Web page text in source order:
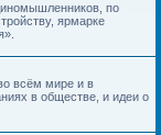
по
ярмарке
всём мире и в
в обществе, и идеи о